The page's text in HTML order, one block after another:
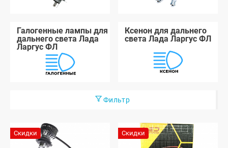
Галогенные лампы для
дальнего света Лада
Ларгус ФЛ
Ксенон для дальнего
света Лада Ларгус ФЛ
Фильтр
Скидки Скидки